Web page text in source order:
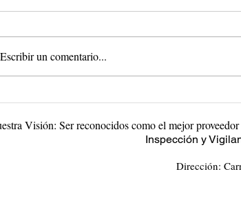
Escribir un comentario...
Visión: Ser reconocidos como el mejor
Inspección y
Dirección: